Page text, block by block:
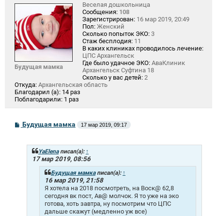
Будущая мамка
Веселая дошкольница
Сообщения: 108
Зарегистрирован: 16 мар 2019, 20:49
Пол: Женский
Сколько попыток ЭКО: 3
Стаж бесплодия: 11
В каких клиниках проводилось лечение:
ЦПС Архангельск
Где было удачное ЭКО: АваКлиник
Архангельск Суфтина 18
Сколько у вас детей: 2
Откуда: Архангельская область
Благодарил (а): 14 раз
Поблагодарили: 1 раз
СБудущая мамка 17 мар 2019, 09:17
YaElenaписал(а): ↑
17 мар 2019, 08:56
Будущая мамкаписал(а): ↑
16 мар 2019, 21:58
Я хотела на 2018 посмотреть, на Воск@ 62,8
сегодня вк пост, Ав@ молчок. Я то уже на эко
готова, хоть завтра, ну посмотрим что ЦПС
дальше скажут (медленно уж все)